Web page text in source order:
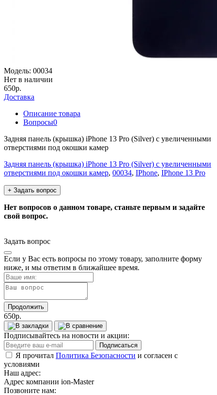
Модель: 00034
Нет в наличии
650р.
Доставка
Описание товара
Вопросы0
Задняя панель (крышка) iPhone 13 Pro (Silver) с увеличенными
отверстиями под окошки камер
Задняя панель (крышка) iPhone 13 Pro (Silver) с увеличенными
отверстиями под окошки камер, 00034, IPhone, IPhone 13 Pro
+ Задать вопрос
Нет вопросов о данном товаре, станьте первым и задайте
свой вопрос.
Задать вопрос
Если у Вас есть вопросы по этому товару, заполните форму
ниже, и мы ответим в ближайшее время.
Продолжить
650р.
Подписывайтесь на новости и акции:
Подписаться
Я прочитал Политика Безопасности и согласен с
условиями
Наш адрес:
Адрес компании ion-Master
Позвоните нам: